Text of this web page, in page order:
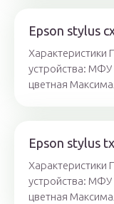
Epson stylus
Характеристики
устройства: МФУ
цветная
Epson stylus
Характеристики
устройства: МФУ
цветная